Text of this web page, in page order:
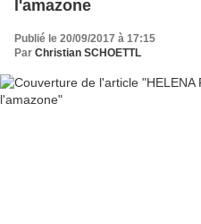
l'amazone
Publié le 20/09/2017 à 17:15
Par Christian SCHOETTL